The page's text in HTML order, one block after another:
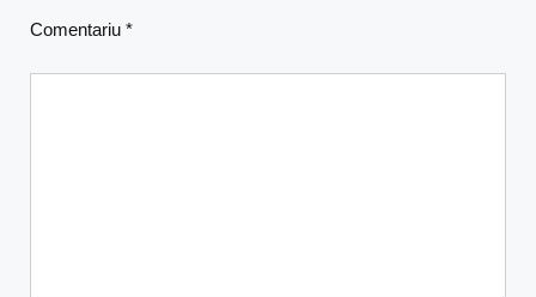
Comentariu *